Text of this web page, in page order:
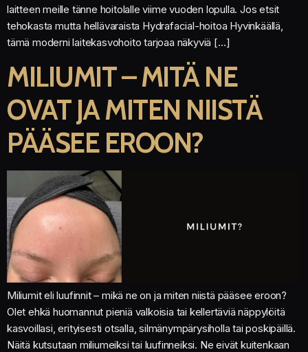
laitteen meille tänne hoitolalle viime vuoden lopulla. Jos etsit
tehokasta mutta hellävaraista Hydrafacial-hoitoa Hyvinkäällä,
tämä moderni laitekasvohoito tarjoaa näkyviä […]
MILIUMIT – MITÄ NE
OVAT JA MITEN NIISTÄ
PÄÄSEE EROON?
Miliumit eli luufinnit – mikä ne on ja miten niistä pääsee eroon?
Olet ehkä huomannut pieniä valkoisia tai kellertäviä näppylöitä
kasvoillasi, erityisesti otsalla, silmänympärysiholla tai poskipäillä.
Näitä kutsutaan miliumeiksi tai luufinneiksi. Ne eivät kuitenkaan